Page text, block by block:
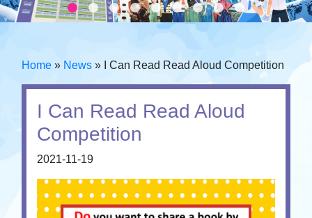
Home » News » I Can Read Read Aloud Competition
I Can Read Read Aloud
Competition
2021-11-19